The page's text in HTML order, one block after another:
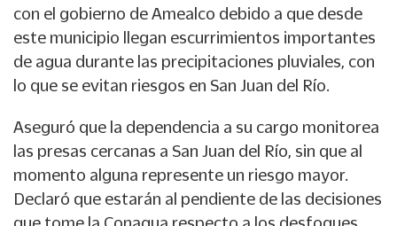
con el gobierno de Amealco debido a que desde
este municipio llegan escurrimientos importantes
de agua durante las precipitaciones pluviales, con
lo que se evitan riesgos en San Juan del Río.
Aseguró que la dependencia a su cargo monitorea
las presas cercanas a San Juan del Río, sin que al
momento alguna represente un riesgo mayor.
Declaró que estarán al pendiente de las decisiones